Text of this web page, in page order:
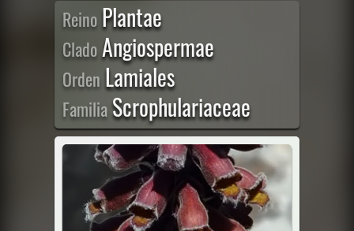
Reino Plantae
CladoAngiospermae
Orden Lamiales
Familia Scrophulariaceae